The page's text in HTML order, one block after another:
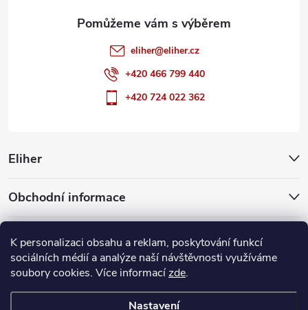
K personalizaci obsahu a reklam, poskytování funkcí
sociálních médií a analýze naší návštěvnosti využíváme
soubory cookies. Více informacízde.
Nastavení
Eliher
Obchodní informace
Partnerské weby
eliher@eliher.cz
+420 466 799 440
+420 724 022 362
cookies